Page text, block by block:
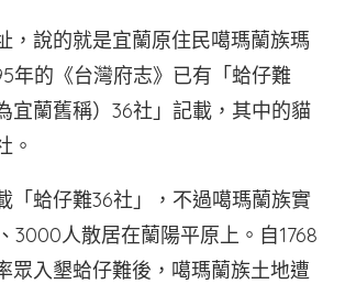
，說的就是宜蘭原住民噶瑪蘭族瑪
年的《台灣府志》已有「蛤仔難
宜蘭舊稱）36社」記載，其中的貓
。
「蛤仔難36社」，不過噶瑪蘭族實
3000人散居在蘭陽平原上。自1768
眾入墾蛤仔難後，噶瑪蘭族土地遭